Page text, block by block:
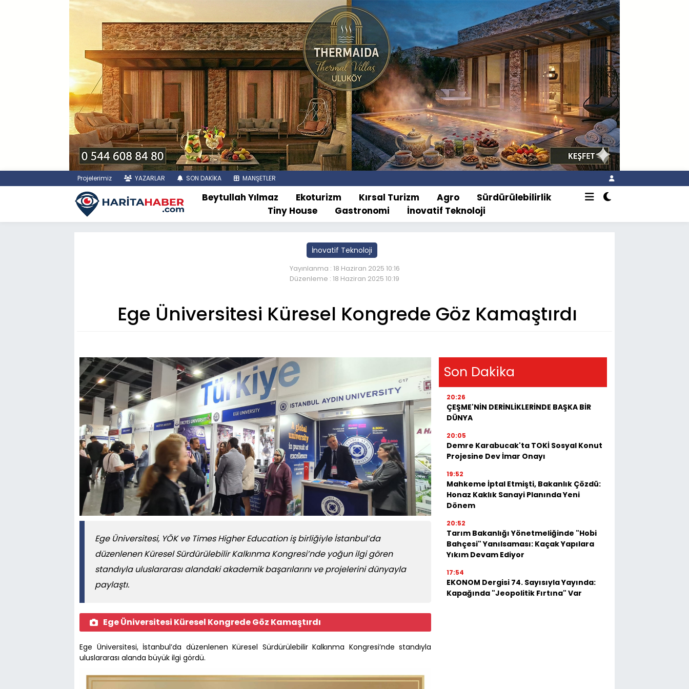
Projelerimiz YAZARLAR SON DAKİKA MANŞETLER
Beytullah Yılmaz Ekoturizm Kırsal Turizm Agro
Sürdürülebilirlik
Tiny House
Gastronomi İnovatif Teknoloji
İnovatif Teknoloji
Yayınlanma : 18 Haziran 2025 10:16
Düzenleme : 18 Haziran 2025 10:19
Ege Üniversitesi Küresel Kongrede Göz Kamaştırdı
Ege Üniversitesi, YÖK ve Times Higher Education iş birliğiyle İstanbul’da
düzenlenen Küresel Sürdürülebilir Kalkınma Kongresi’nde yoğun ilgi gören
standıyla uluslararası alandaki akademik başarılarını ve projelerini dünyayla
paylaştı.
Ege Üniversitesi Küresel Kongrede Göz Kamaştırdı
Ege Üniversitesi, İstanbul’da düzenlenen Küresel Sürdürülebilir Kalkınma Kongresi’nde standıyla
uluslararası alanda büyük ilgi gördü.
Son Dakika
20:26
ÇEŞME'NİN DERİNLİKLERİNDE BAŞKA BİR
DÜNYA
20:05
Demre Karabucak'ta TOKİ Sosyal Konut
Projesine Dev İmar Onayı
19:52
Mahkeme İptal Etmişti, Bakanlık Çözdü:
Honaz Kaklık Sanayi Planında Yeni
Dönem
20:52
Tarım Bakanlığı Yönetmeliğinde "Hobi
Bahçesi" Yanılsaması: Kaçak Yapılara
Yıkım Devam Ediyor
17:54
EKONOM Dergisi 74. Sayısıyla Yayında:
Kapağında "Jeopolitik Fırtına" Var